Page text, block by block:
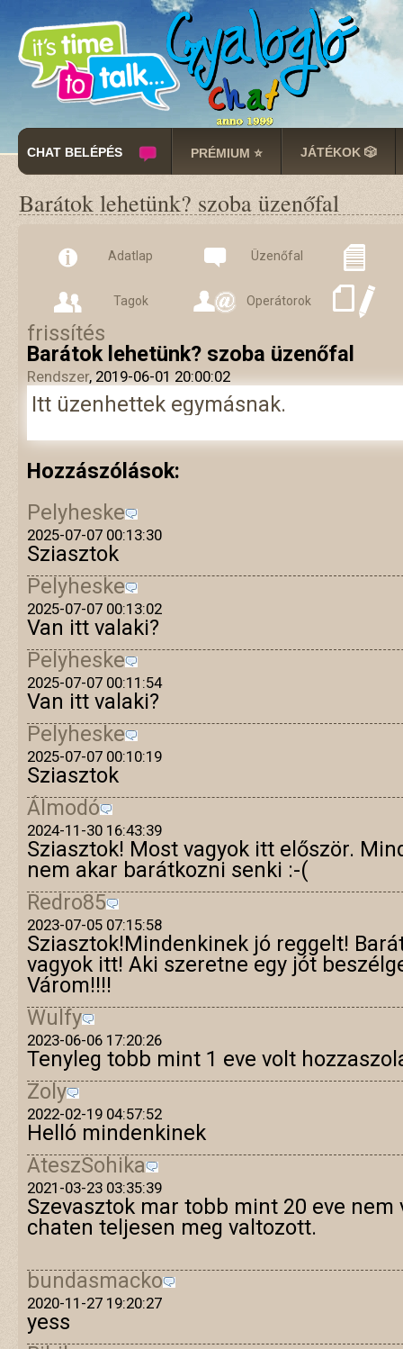
CHAT BELÉPÉS PRÉMIUM ⭐ JÁTÉKOK 🎲
Barátok lehetünk? szoba üzenőfal
Adatlap Üzenőfal
Tagok Operátorok
frissítés
Barátok lehetünk? szoba üzenőfal
Rendszer, 2019-06-01 20:00:02
Itt üzenhettek egymásnak.
Hozzászólások:
Pelyheske
2025-07-07 00:13:30
Sziasztok
Pelyheske
2025-07-07 00:13:02
Van itt valaki?
Pelyheske
2025-07-07 00:11:54
Van itt valaki?
Pelyheske
2025-07-07 00:10:19
Sziasztok
Álmodó
2024-11-30 16:43:39
Sziasztok! Most vagyok itt először.
nem akar barátkozni senki :-(
Redro85
2023-07-05 07:15:58
Sziasztok!Mindenkinek jó reggelt!
vagyok itt! Aki szeretne egy jót
Várom!!!!
Wulfy
2023-06-06 17:20:26
Tenyleg tobb mint 1 eve volt
Zoly
2022-02-19 04:57:52
Helló mindenkinek
AteszSohika
2021-03-23 03:35:39
Szevasztok mar tobb mint 20 eve nem
chaten teljesen meg valtozott.
bundasmacko
2020-11-27 19:20:27
yess